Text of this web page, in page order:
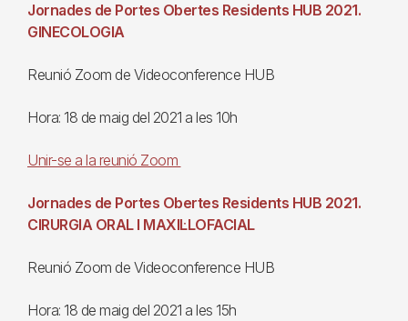
Jornades de Portes Obertes Residents HUB 2021.
GINECOLOGIA
Reunió Zoom de Videoconference HUB
Hora: 18 de maig del 2021 a les 10h
Unir-se a la reunió Zoom
Jornades de Portes Obertes Residents HUB 2021.
CIRURGIA ORAL I MAXIL·LOFACIAL
Reunió Zoom de Videoconference HUB
Hora: 18 de maig del 2021 a les 15h